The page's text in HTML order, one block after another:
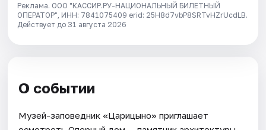
Реклама. ООО "КАССИР.РУ-НАЦИОНАЛЬНЫЙ БИЛЕТНЫЙ
ОПЕРАТОР", ИНН: 7841075409 erid: 25H8d7vbP8SRTvHZrUcdLB.
Действует до 31 августа 2026
О событии
Музей-заповедник «Царицыно» приглашает